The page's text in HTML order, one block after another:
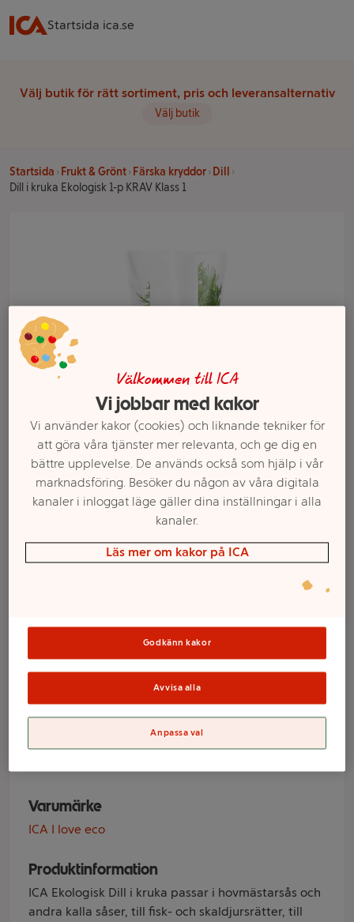
Startsida ica.se
Välj butik för rätt sortiment, pris och leveransalternativ
Välj butik
Startsida Frukt & Grönt Färska kryddor
Dill
Dill i kruka Ekologisk 1-p KRAV Klass 1
Dill i kruka
Ekologisk 1-p
KRAV Klass 1
Varumärke
ICA I love eco
Produktinformation
ICA Ekologisk Dill i kruka passar i hovmästarsås och
andra kalla såser, till fisk- och skaldjursrätter, till
Välj butik och handla
Välkommen till ICA
Vi jobbar med kakor
Vi använder kakor (cookies) och liknande tekniker för
att göra våra tjänster mer relevanta, och ge dig en
bättre upplevelse. De används också som hjälp i vår
marknadsföring. Besöker du någon av våra digitala
kanaler i inloggat läge gäller dina inställningar i alla
kanaler.
Läs mer om kakor på ICA
Godkänn kakor
Avvisa alla
Anpassa val